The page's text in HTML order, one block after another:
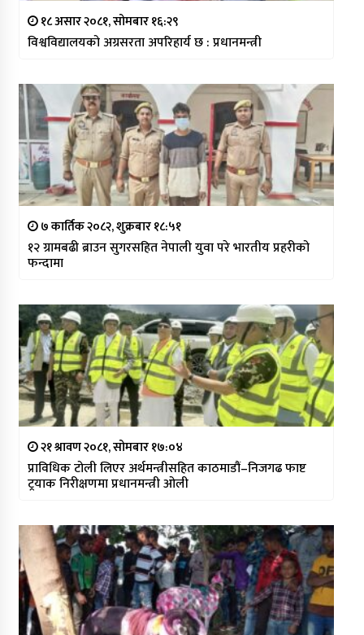
१८ असार २०८१, सोमबार १६:२९
विश्वविद्यालयको अग्रसरता अपरिहार्य छ : प्रधानमन्त्री
७ कार्तिक २०८२, शुक्रबार १८:५१
१२ ग्रामबढी ब्राउन सुगरसहित नेपाली युवा परे भारतीय प्रहरीको
फन्दामा
२१ श्रावण २०८१, सोमबार १७:०४
प्राविधिक टोली लिएर अर्थमन्त्रीसहित काठमाडौं–निजगढ फाष्ट
ट्रयाक निरीक्षणमा प्रधानमन्त्री ओली